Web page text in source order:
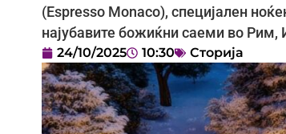
(Espresso Monaco), специјален
најубавите божиќни саеми во Рим,
24/10/2025 10:30 Сторија